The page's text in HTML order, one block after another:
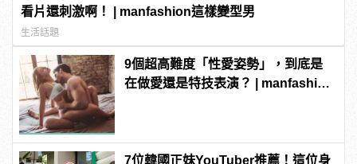
看片還刺激啊！ | manfashion這樣變型男
生活話題
9個超高難度「性愛姿勢」，到底是
在做愛還是特技表演？ | manfashion
7位韓國正妹YouTuber推薦！這位身